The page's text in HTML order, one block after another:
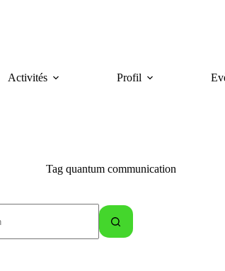
Activités Profil
Tagquantum communication